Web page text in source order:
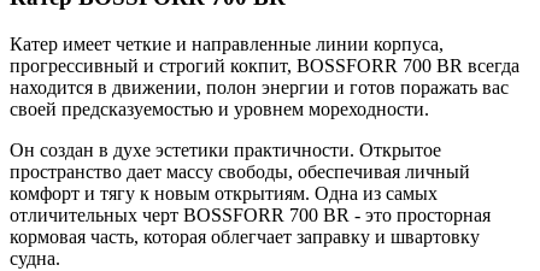
Катер имеет четкие и направленные линии корпуса,
прогрессивный и строгий кокпит, BOSSFORR 700 BR всегда
находится в движении, полон энергии и готов поражать вас
своей предсказуемостью и уровнем мореходности.
Он создан в духе эстетики практичности. Открытое
пространство дает массу свободы, обеспечивая личный
комфорт и тягу к новым открытиям. Одна из самых
отличительных черт BOSSFORR 700 BR - это просторная
кормовая часть, которая облегчает заправку и швартовку
судна.